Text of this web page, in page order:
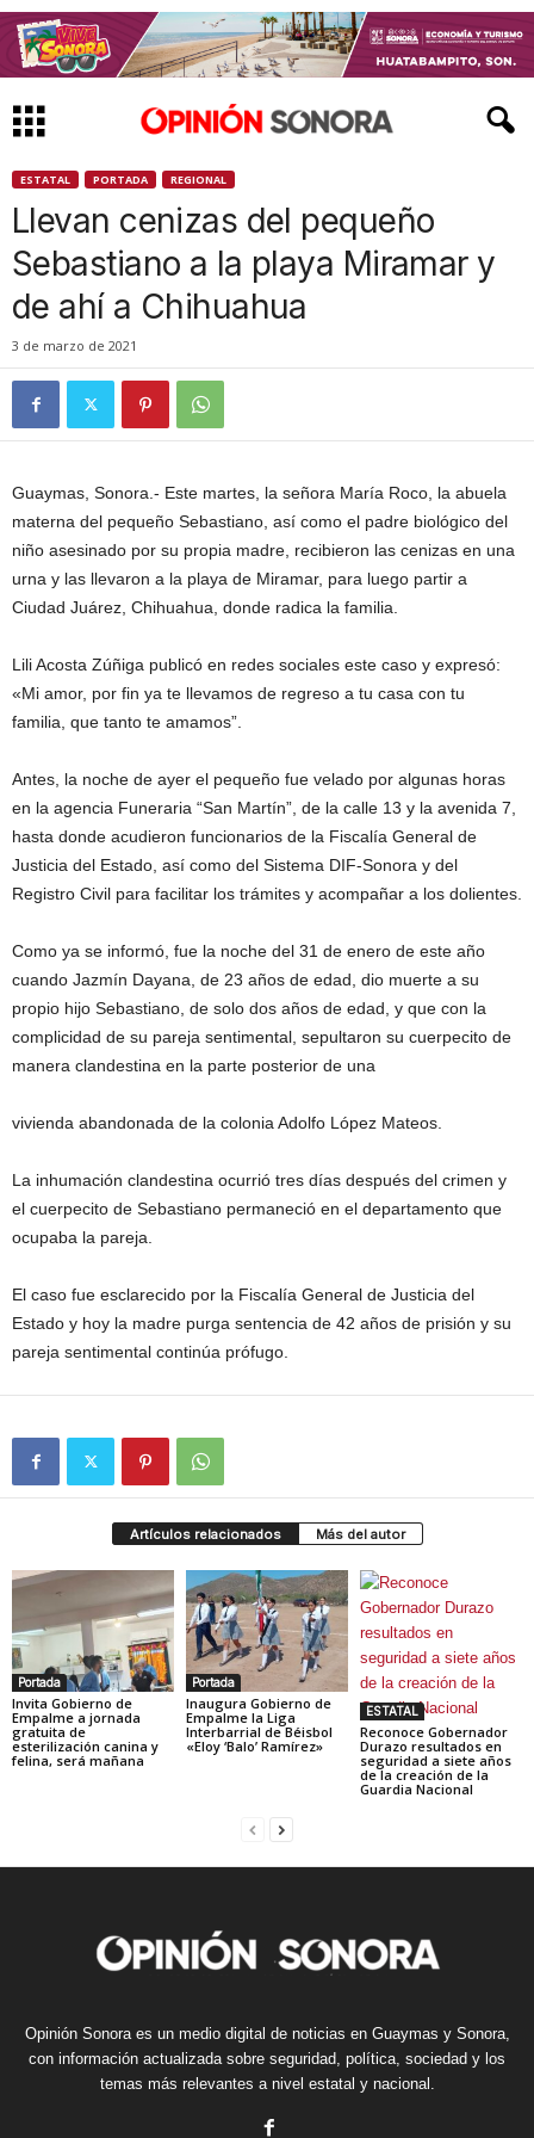
ESTATAL PORTADA REGIONAL
Llevan cenizas del pequeño
Sebastiano a la playa Miramar y
de ahí a Chihuahua
3 de marzo de 2021
Guaymas, Sonora.- Este martes, la señora María Roco, la abuela
materna del pequeño Sebastiano, así como el padre biológico del
niño asesinado por su propia madre, recibieron las cenizas en una
urna y las llevaron a la playa de Miramar, para luego partir a
Ciudad Juárez, Chihuahua, donde radica la familia.
Lili Acosta Zúñiga publicó en redes sociales este caso y expresó:
«Mi amor, por fin ya te llevamos de regreso a tu casa con tu
familia, que tanto te amamos”.
Antes, la noche de ayer el pequeño fue velado por algunas horas
en la agencia Funeraria “San Martín”, de la calle 13 y la avenida 7,
hasta donde acudieron funcionarios de la Fiscalía General de
Justicia del Estado, así como del Sistema DIF-Sonora y del
Registro Civil para facilitar los trámites y acompañar a los dolientes.
Como ya se informó, fue la noche del 31 de enero de este año
cuando Jazmín Dayana, de 23 años de edad, dio muerte a su
propio hijo Sebastiano, de solo dos años de edad, y que con la
complicidad de su pareja sentimental, sepultaron su cuerpecito de
manera clandestina en la parte posterior de una
vivienda abandonada de la colonia Adolfo López Mateos.
La inhumación clandestina ocurrió tres días después del crimen y
el cuerpecito de Sebastiano permaneció en el departamento que
ocupaba la pareja.
El caso fue esclarecido por la Fiscalía General de Justicia del
Estado y hoy la madre purga sentencia de 42 años de prisión y su
pareja sentimental continúa prófugo.
Artículos relacionados Más del autor
Portada
Invita Gobierno de
Empalme a jornada
gratuita de
esterilización canina y
felina, será mañana
Portada
Inaugura Gobierno de
Empalme la Liga
Interbarrial de Béisbol
«Eloy ‘Balo’ Ramírez»
ESTATAL
Reconoce Gobernador
Durazo resultados en
seguridad a siete años
de la creación de la
Guardia Nacional
Opinión Sonora es un medio digital de noticias en Guaymas y Sonora,
con información actualizada sobre seguridad, política, sociedad y los
temas más relevantes a nivel estatal y nacional.